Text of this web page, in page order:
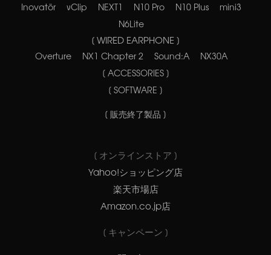
Inovatör νClip NEXT1 N10 Pro N10 Plus
mini3
N6Lite
[ WIRED EARPHONE ]
Overture NX1 Chapter 2 Sound:A
NX30A
[ ACCESSORIES ]
[ SOFTWARE ]
[ 販売終了製品 ]
[ オンラインストア ]
Yahoo!ショッピング店
楽天市場店
Amazon.co.jp店
[ キャンペーン ]